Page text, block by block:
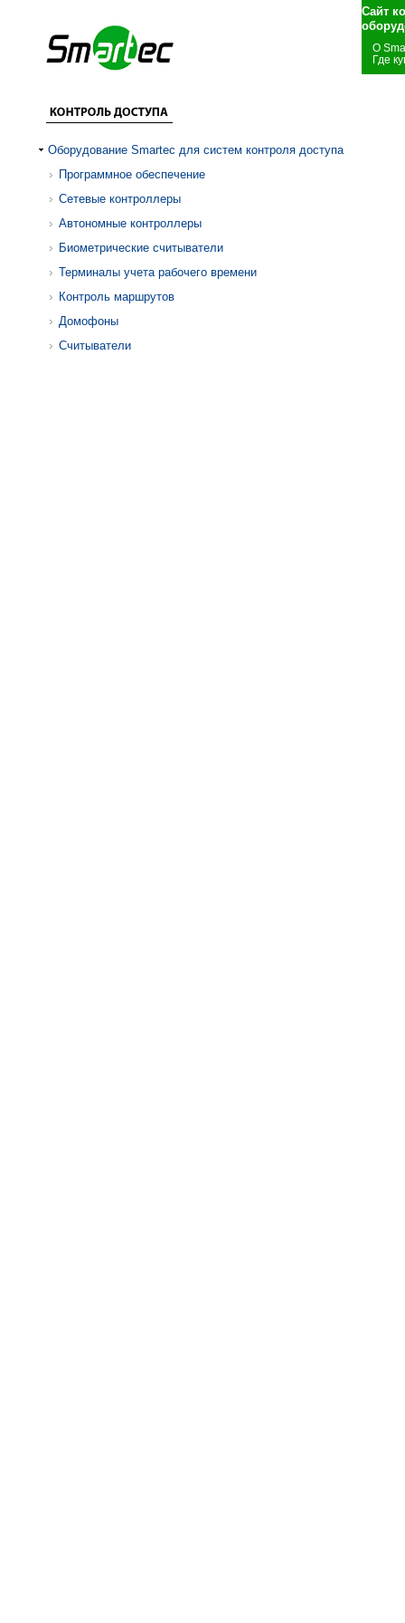
Сайт
О
Где
Оборудование Smartec для систем контроля доступа
Программное обеспечение
Сетевые контроллеры
Автономные контроллеры
Биометрические считыватели
Терминалы учета рабочего времени
Контроль маршрутов
Домофоны
Считыватели